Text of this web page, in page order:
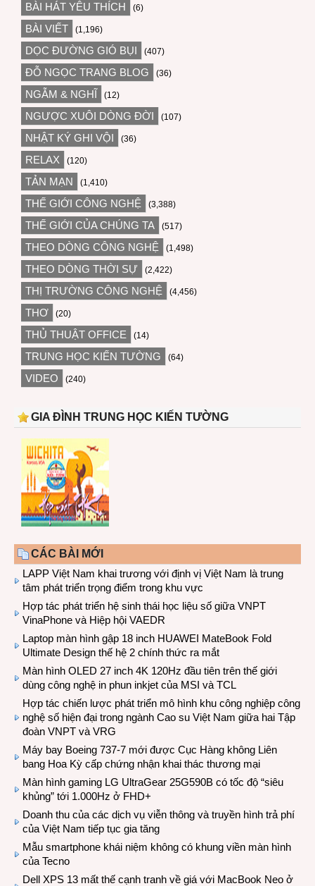
BÀI HÁT YÊU THÍCH (6)
BÀI VIẾT (1,196)
DỌC ĐƯỜNG GIÓ BỤI (407)
ĐỖ NGỌC TRANG BLOG (36)
NGẪM & NGHĨ (12)
NGƯỢC XUÔI DÒNG ĐỜI (107)
NHẬT KÝ GHI VỘI (36)
RELAX (120)
TẢN MẠN (1,410)
THẾ GIỚI CÔNG NGHỆ (3,388)
THẾ GIỚI CỦA CHÚNG TA (517)
THEO DÒNG CÔNG NGHỆ (1,498)
THEO DÒNG THỜI SỰ (2,422)
THỊ TRƯỜNG CÔNG NGHỆ (4,456)
THƠ (20)
THỦ THUẬT OFFICE (14)
TRUNG HỌC KIẾN TƯỜNG (64)
VIDEO (240)
GIA ĐÌNH TRUNG HỌC KIẾN TƯỜNG
CÁC BÀI MỚI
LAPP Việt Nam khai trương với định vị Việt Nam là trung
tâm phát triển trọng điểm trong khu vực
Hợp tác phát triển hệ sinh thái học liệu số giữa VNPT
VinaPhone và Hiệp hội VAEDR
Laptop màn hình gập 18 inch HUAWEI MateBook Fold
Ultimate Design thế hệ 2 chính thức ra mắt
Màn hình OLED 27 inch 4K 120Hz đầu tiên trên thế giới
dùng công nghệ in phun inkjet của MSI và TCL
Hợp tác chiến lược phát triển mô hình khu công nghiệp công
nghệ số hiện đại trong ngành Cao su Việt Nam giữa hai Tập
đoàn VNPT và VRG
Máy bay Boeing 737-7 mới được Cục Hàng không Liên
bang Hoa Kỳ cấp chứng nhận khai thác thương mại
Màn hình gaming LG UltraGear 25G590B có tốc độ “siêu
khủng” tới 1.000Hz ở FHD+
Doanh thu của các dịch vụ viễn thông và truyền hình trả phí
của Việt Nam tiếp tục gia tăng
Mẫu smartphone khái niệm không có khung viền màn hình
của Tecno
Dell XPS 13 mất thế cạnh tranh về giá với MacBook Neo ở